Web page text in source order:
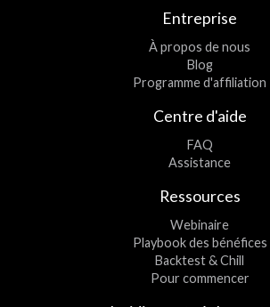
Entreprise
À propos de nous
Blog
Programme d'affiliation
Centre d'aide
FAQ
Assistance
Ressources
Webinaire
Playbook des bénéfices
Backtest & Chill
Pour commencer